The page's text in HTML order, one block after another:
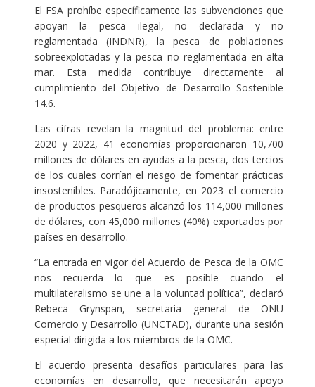
El FSA prohíbe específicamente las subvenciones que
apoyan la pesca ilegal, no declarada y no
reglamentada (INDNR), la pesca de poblaciones
sobreexplotadas y la pesca no reglamentada en alta
mar. Esta medida contribuye directamente al
cumplimiento del Objetivo de Desarrollo Sostenible
14.6.
Las cifras revelan la magnitud del problema: entre
2020 y 2022, 41 economías proporcionaron 10,700
millones de dólares en ayudas a la pesca, dos tercios
de los cuales corrían el riesgo de fomentar prácticas
insostenibles. Paradójicamente, en 2023 el comercio
de productos pesqueros alcanzó los 114,000 millones
de dólares, con 45,000 millones (40%) exportados por
países en desarrollo.
“La entrada en vigor del Acuerdo de Pesca de la OMC
nos recuerda lo que es posible cuando el
multilateralismo se une a la voluntad política”, declaró
Rebeca Grynspan, secretaria general de ONU
Comercio y Desarrollo (UNCTAD), durante una sesión
especial dirigida a los miembros de la OMC.
El acuerdo presenta desafíos particulares para las
economías en desarrollo, que necesitarán apoyo